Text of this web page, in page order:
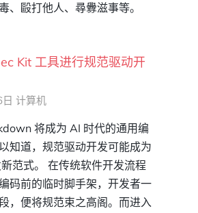
、毆打他人、尋釁滋事等。
Kit 工具进行规范驱动开
计算机
将成为 AI 时代的通用编
知道，规范驱动开发可能成为
范式。 在传统软件开发流程
码前的临时脚手架，开发者一
，便将规范束之高阁。而进入